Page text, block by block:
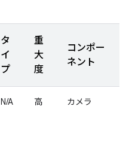
タ
イ
プ
重
大
度
コンポー
ネント
N/A 高 カメラ